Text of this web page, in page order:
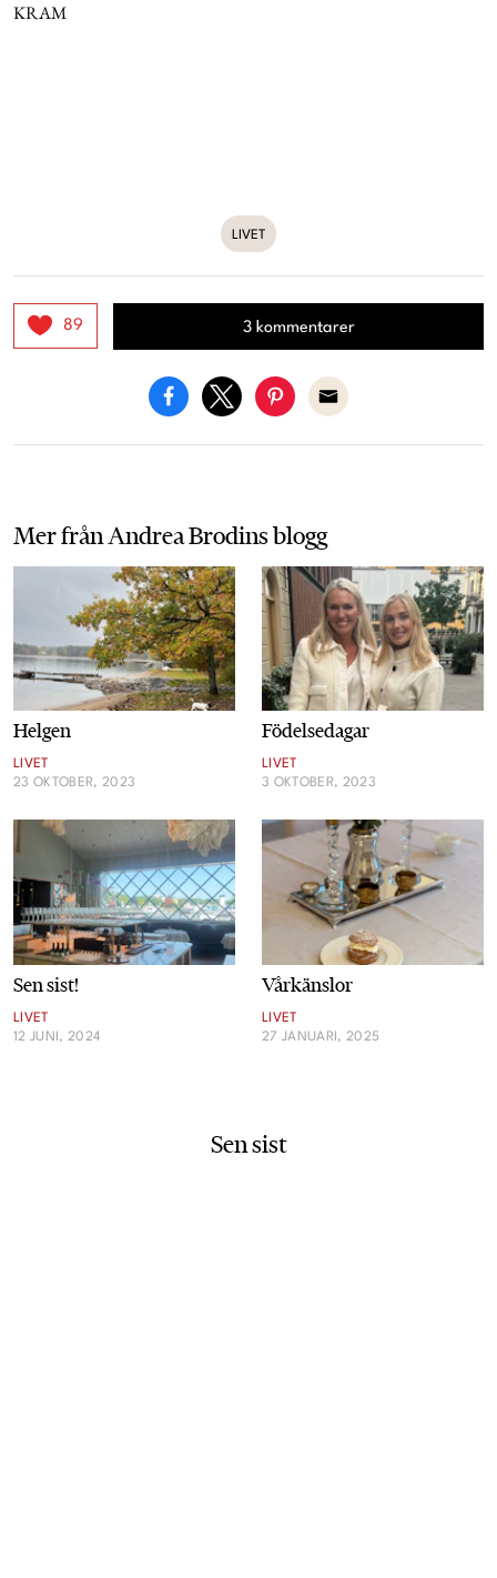
KRAM
LIVET
89 3 kommentarer
Mer frånAndrea Brodins blogg
Helgen
LIVET
23 OKTOBER, 2023
Födelsedagar
LIVET
3 OKTOBER, 2023
Sen sist!
LIVET
12 JUNI, 2024
Vårkänslor
LIVET
27 JANUARI, 2025
Sen sist